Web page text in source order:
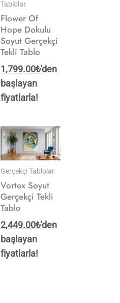
Tablolar
Flower Of
Hope Dokulu
Soyut Gerçekçi
Tekli Tablo
1,799.00₺'den
başlayan
fiyatlarla!
Gerçekçi Tablolar
Vortex Soyut
Gerçekçi Tekli
Tablo
2,449.00₺'den
başlayan
fiyatlarla!